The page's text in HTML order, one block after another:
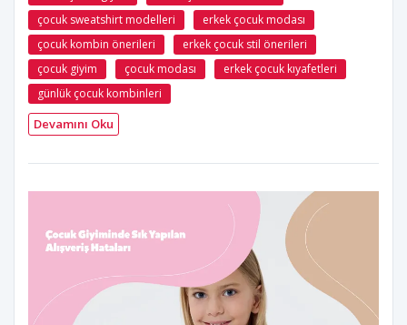
çocuk sweatshirt modelleri
erkek çocuk modası
çocuk kombin önerileri
erkek çocuk stil önerileri
çocuk giyim
çocuk modası
erkek çocuk kıyafetleri
günlük çocuk kombinleri
Devamını Oku